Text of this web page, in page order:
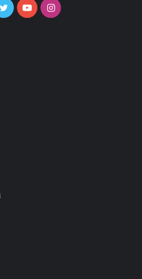
TwitterYouTubeInstagram